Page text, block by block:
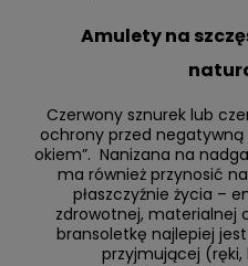
Amulety na
Czerwony sznurek lub
ochrony przed negatywną
okiem”. Nanizana na
ma również przynosić
płaszczyźnie życia –
zdrowotnej, materialnej
bransoletkę najlepiej
przyjmującej